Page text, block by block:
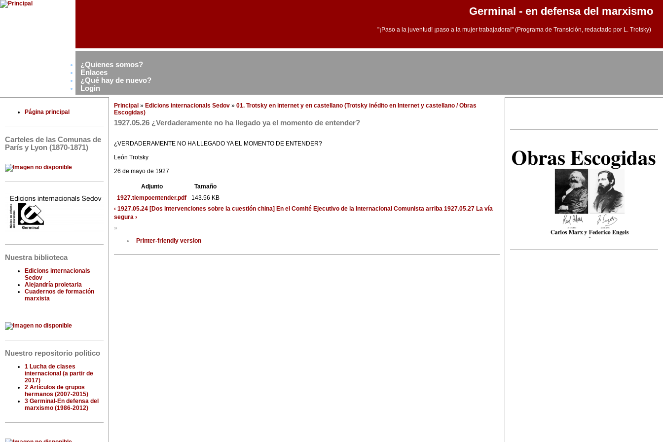
Germinal - en defensa del marxismo
"¡Paso a la juventud! ¡paso a la mujer trabajadora!" (Programa de Transición, redactado por L. Trotsky)
¿Quienes somos?
Enlaces
¿Qué hay de nuevo?
Login
Página principal
Carteles de las Comunas de
París y Lyon (1870-1871)
Nuestra biblioteca
Edicions internacionals
Sedov
Alejandría proletaria
Cuadernos de formación
marxista
Nuestro repositorio político
1 Lucha de clases
internacional (a partir de
2017)
2 Artículos de grupos
hermanos (2007-2015)
3 Germinal-En defensa del
marxismo (1986-2012)
Principal » Edicions internacionals Sedov » 01. Trotsky en internet y en castellano (Trotsky inédito en Internet y castellano / Obras
Escogidas)
1927.05.26 ¿Verdaderamente no ha llegado ya el momento de entender?
¿VERDADERAMENTE NO HA LLEGADO YA EL MOMENTO DE ENTENDER?
León Trotsky
26 de mayo de 1927
Adjunto
Tamaño
1927.tiempoentender.pdf
143.56 KB
‹ 1927.05.24 [Dos intervenciones sobre la cuestión china] En el Comité Ejecutivo de la Internacional Comunista arriba 1927.05.27 La vía
segura ›
»
Printer-friendly version